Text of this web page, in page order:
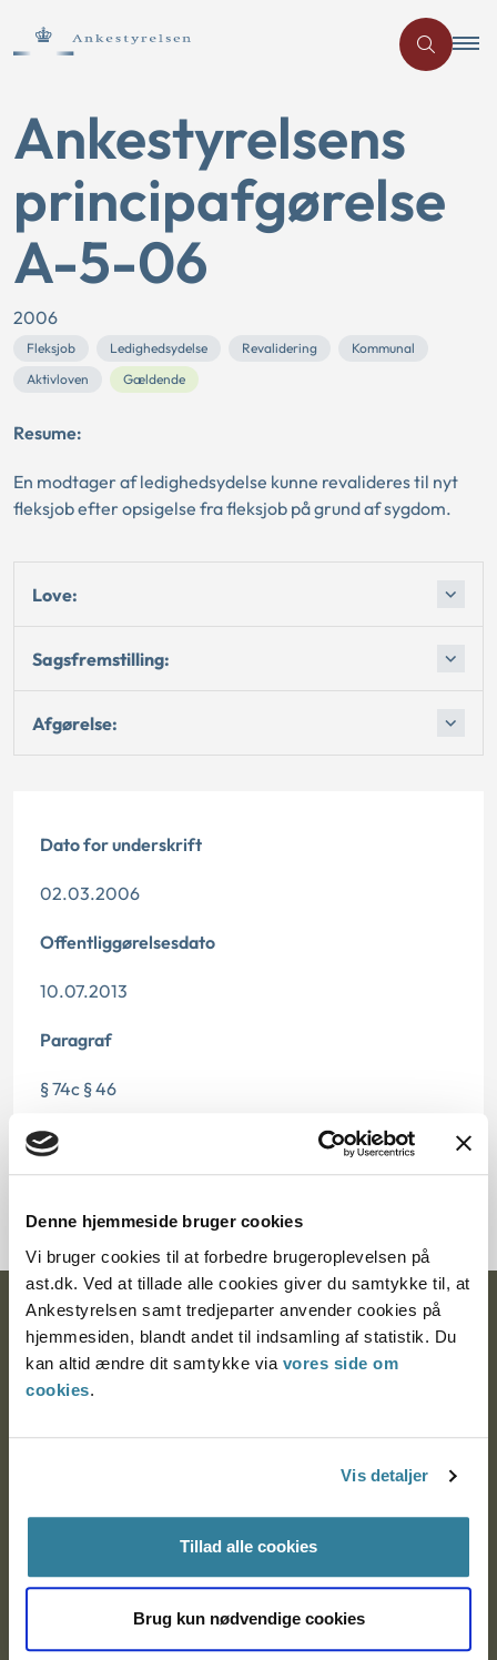
Denne hjemmeside bruger cookies
Vi bruger cookies til at forbedre brugeroplevelsen på
ast.dk. Ved at tillade alle cookies giver du samtykke til, at
Ankestyrelsen samt tredjeparter anvender cookies på
hjemmesiden, blandt andet til indsamling af statistik. Du
kan altid ændre dit samtykke via vores side om
cookies.
Vis detaljer
Tillad alle cookies
Brug kun nødvendige cookies
Ankestyrelsens
principafgørelse
A-5-06
2006
Fleksjob Ledighedsydelse Revalidering
Kommunal
Aktivloven
Gældende
Resume:
En modtager af ledighedsydelse kunne revalideres til nyt
fleksjob efter opsigelse fra fleksjob på grund af sygdom.
Love:
Sagsfremstilling:
Afgørelse:
Dato for underskrift
02.03.2006
Offentliggørelsesdato
10.07.2013
Paragraf
§ 74c § 46
Journalnummer
Ankestyrelsen
Postadresse:
9000 Aalborg
Ankestyrelsen København